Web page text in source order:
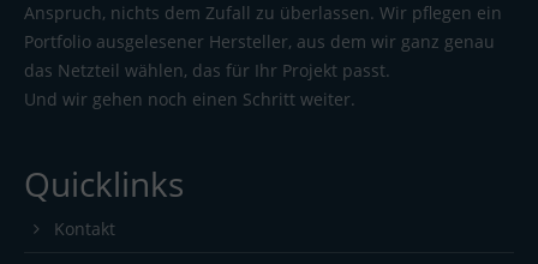
Anspruch, nichts dem Zufall zu überlassen. Wir pflegen ein
Portfolio ausgelesener Hersteller, aus dem wir ganz genau
das Netzteil wählen, das für Ihr Projekt passt.
Und wir gehen noch einen Schritt weiter.
Quicklinks
Kontakt